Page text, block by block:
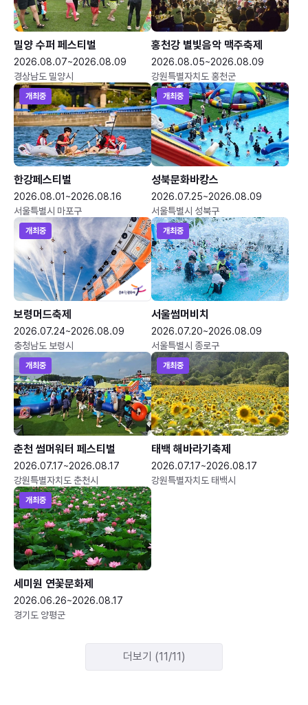
밀양 수퍼 페스티벌
2026.08.07~2026.08.09
경상남도 밀양시
홍천강 별빛음악 맥주축제
2026.08.05~2026.08.09
강원특별자치도 홍천군
개최중
한강페스티벌
2026.08.01~2026.08.16
서울특별시 마포구
개최중
성북문화바캉스
2026.07.25~2026.08.09
서울특별시 성북구
개최중
보령머드축제
2026.07.24~2026.08.09
충청남도 보령시
개최중
서울썸머비치
2026.07.20~2026.08.09
서울특별시 종로구
개최중
춘천 썸머워터 페스티벌
2026.07.17~2026.08.17
강원특별자치도 춘천시
개최중
태백 해바라기축제
2026.07.17~2026.08.17
강원특별자치도 태백시
개최중
세미원 연꽃문화제
2026.06.26~2026.08.17
경기도 양평군
더보기 (11/11)